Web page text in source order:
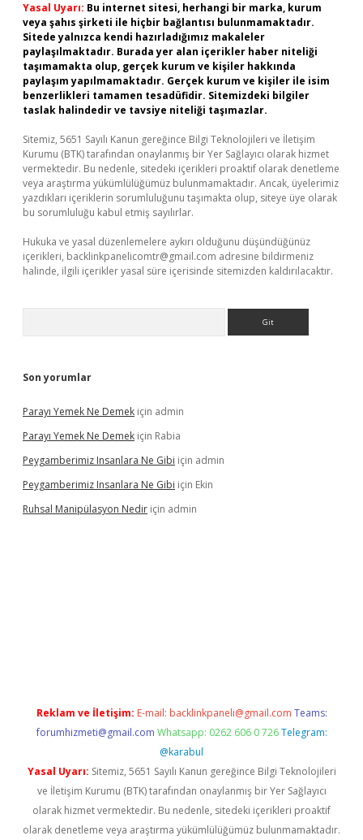
Yasal Uyarı: Bu internet sitesi, herhangi bir marka, kurum
veya şahıs şirketi ile hiçbir bağlantısı bulunmamaktadır.
Sitede yalnızca kendi hazırladığımız makaleler
paylaşılmaktadır. Burada yer alan içerikler haber niteliği
taşımamakta olup, gerçek kurum ve kişiler hakkında
paylaşım yapılmamaktadır. Gerçek kurum ve kişiler ile isim
benzerlikleri tamamen tesadüfidir. Sitemizdeki bilgiler
taslak halindedir ve tavsiye niteliği taşımazlar.
Sitemiz, 5651 Sayılı Kanun gereğince Bilgi Teknolojileri ve İletişim
Kurumu (BTK) tarafından onaylanmış bir Yer Sağlayıcı olarak hizmet
vermektedir. Bu nedenle, sitedeki içerikleri proaktif olarak denetleme
veya araştırma yükümlülüğümüz bulunmamaktadır. Ancak, üyelerimiz
yazdıkları içeriklerin sorumluluğunu taşımakta olup, siteye üye olarak
bu sorumluluğu kabul etmiş sayılırlar.
Hukuka ve yasal düzenlemelere aykırı olduğunu düşündüğünüz
içerikleri, backlinkpanelicomtr@gmail.com adresine bildirmeniz
halinde, ilgili içerikler yasal süre içerisinde sitemizden kaldırılacaktır.
Son yorumlar
Parayı Yemek Ne Demek için admin
Parayı Yemek Ne Demek için Rabia
Peygamberimiz Insanlara Ne Gibi için admin
Peygamberimiz Insanlara Ne Gibi için Ekin
Ruhsal Manipülasyon Nedir için admin
Reklam ve İletişim: E-mail: backlinkpaneli@gmail.com Teams:
forumhizmeti@gmail.com Whatsapp: 0262 606 0 726 Telegram:
@karabul
Yasal Uyarı: Sitemiz, 5651 Sayılı Kanun gereğince Bilgi Teknolojileri
ve İletişim Kurumu (BTK) tarafından onaylanmış bir Yer Sağlayıcı
olarak hizmet vermektedir. Bu nedenle, sitedeki içerikleri proaktif
olarak denetleme veya araştırma yükümlülüğümüz bulunmamaktadır.